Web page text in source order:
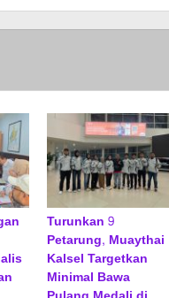
Turunkan 9
Petarung, Muaythai
Kalsel Targetkan
Minimal Bawa